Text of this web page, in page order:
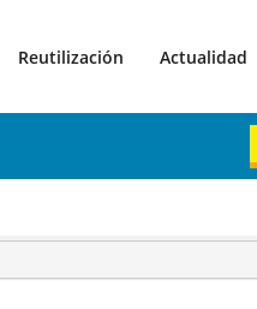
Reutilización Actualidad